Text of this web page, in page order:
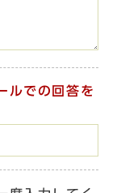
ルでの回答を